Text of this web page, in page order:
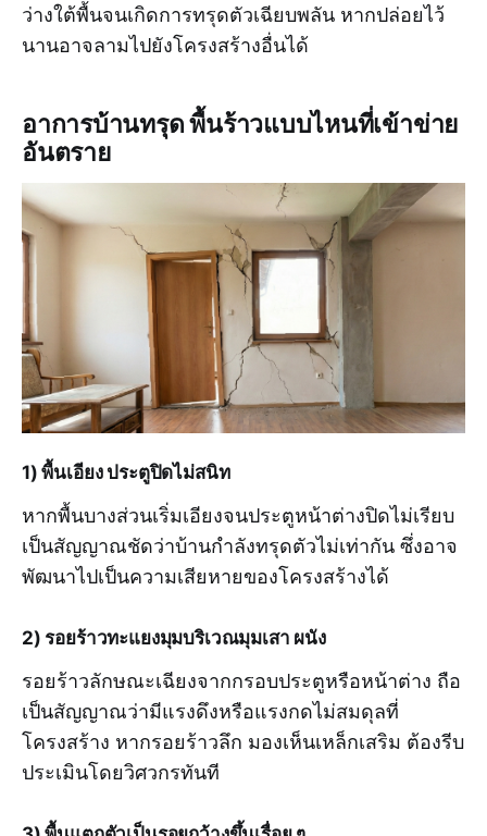
ว่างใต้พื้นจนเกิดการทรุดตัวเฉียบพลัน หากปล่อยไว้
นานอาจลามไปยังโครงสร้างอื่นได้
อาการบ้านทรุด พื้นร้าวแบบไหนที่เข้าข่าย
อันตราย
1) พื้นเอียง ประตูปิดไม่สนิท
หากพื้นบางส่วนเริ่มเอียงจนประตูหน้าต่างปิดไม่เรียบ
เป็นสัญญาณชัดว่าบ้านกำลังทรุดตัวไม่เท่ากัน ซึ่งอาจ
พัฒนาไปเป็นความเสียหายของโครงสร้างได้
2) รอยร้าวทะแยงมุมบริเวณมุมเสา ผนัง
รอยร้าวลักษณะเฉียงจากกรอบประตูหรือหน้าต่าง ถือ
เป็นสัญญาณว่ามีแรงดึงหรือแรงกดไม่สมดุลที่
โครงสร้าง หากรอยร้าวลึก มองเห็นเหล็กเสริม ต้องรีบ
ประเมินโดยวิศวกรทันที